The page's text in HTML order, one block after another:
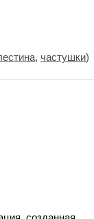
, частушки)